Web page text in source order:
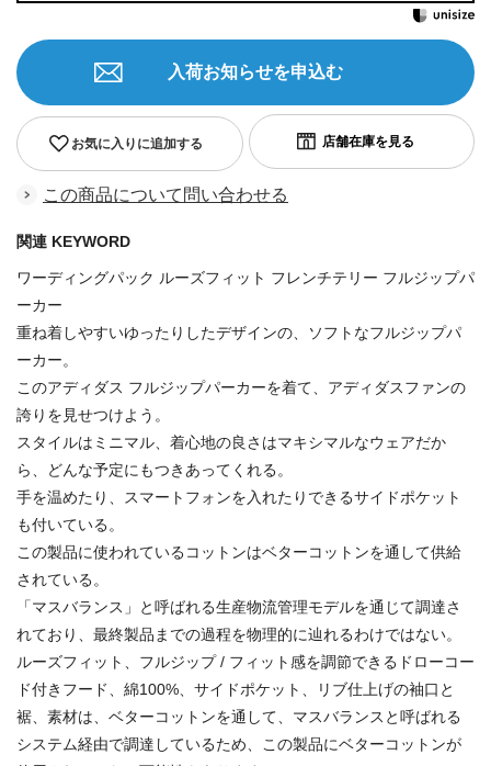
お気に入りに追加する
入荷お知らせを申込む
この商品について問い合わせる
関連 KEYWORD
ワーディングパック ルーズフィット フレンチテリー フルジップパ
ーカー
重ね着しやすいゆったりしたデザインの、ソフトなフルジップパ
ーカー。
このアディダス フルジップパーカーを着て、アディダスファンの
誇りを見せつけよう。
スタイルはミニマル、着心地の良さはマキシマルなウェアだか
ら、どんな予定にもつきあってくれる。
手を温めたり、スマートフォンを入れたりできるサイドポケット
も付いている。
この製品に使われているコットンはベターコットンを通して供給
されている。
「マスバランス」と呼ばれる生産物流管理モデルを通じて調達さ
れており、最終製品までの過程を物理的に辿れるわけではない。
ルーズフィット、フルジップ / フィット感を調節できるドローコー
ド付きフード、綿100%、サイドポケット、リブ仕上げの袖口と
裾、素材は、ベターコットンを通して、マスバランスと呼ばれる
システム経由で調達しているため、この製品にベターコットンが